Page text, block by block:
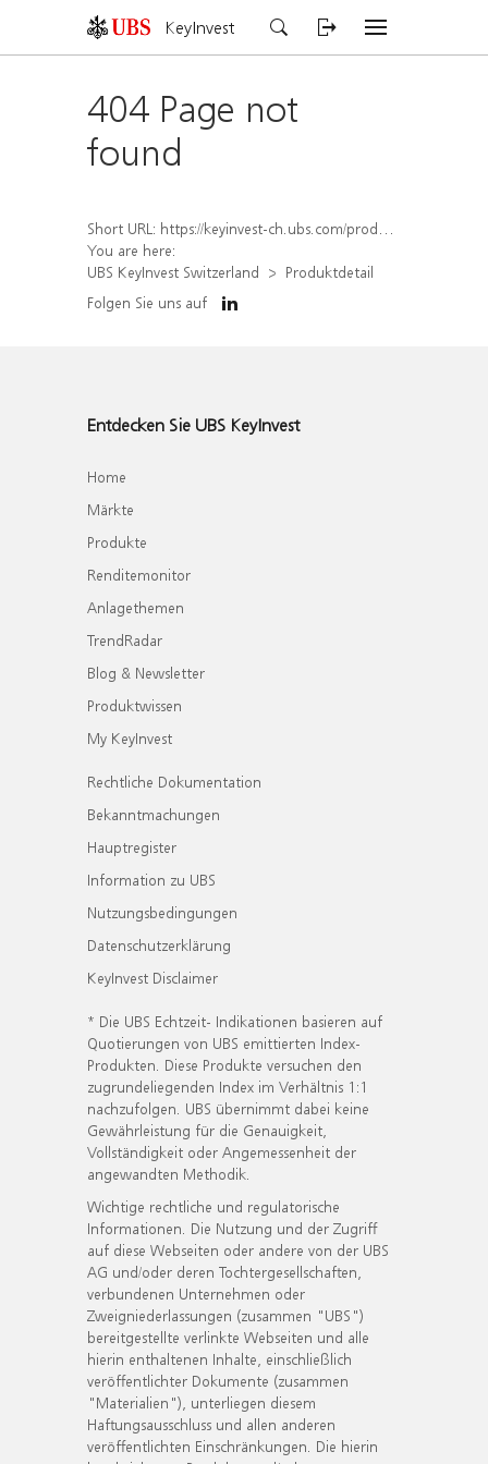
KeyInvest
404 Page not
found
Short URL: https://keyinvest-ch.ubs.com/produkt/detail/index/isin/CH1567404434
You are here:
UBS KeyInvest Switzerland
Produktdetail
Folgen Sie uns auf
Entdecken Sie UBS KeyInvest
Home
Märkte
Produkte
Renditemonitor
Anlagethemen
TrendRadar
Blog & Newsletter
Produktwissen
My KeyInvest
Rechtliche Dokumentation
Bekanntmachungen
Hauptregister
Information zu UBS
Nutzungsbedingungen
Datenschutzerklärung
KeyInvest Disclaimer
* Die UBS Echtzeit- Indikationen basieren auf
Quotierungen von UBS emittierten Index-
Produkten. Diese Produkte versuchen den
zugrundeliegenden Index im Verhältnis 1:1
nachzufolgen. UBS übernimmt dabei keine
Gewährleistung für die Genauigkeit,
Vollständigkeit oder Angemessenheit der
angewandten Methodik.
Wichtige rechtliche und regulatorische
Informationen. Die Nutzung und der Zugriff
auf diese Webseiten oder andere von der UBS
AG und/oder deren Tochtergesellschaften,
verbundenen Unternehmen oder
Zweigniederlassungen (zusammen "UBS")
bereitgestellte verlinkte Webseiten und alle
hierin enthaltenen Inhalte, einschließlich
veröffentlichter Dokumente (zusammen
"Materialien"), unterliegen diesem
Haftungsausschluss und allen anderen
veröffentlichten Einschränkungen. Die hierin